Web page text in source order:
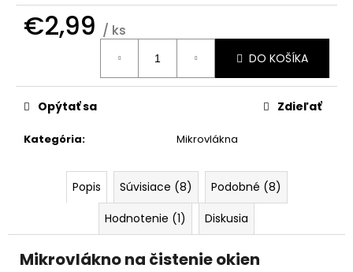
€2,99 / ks
DO KOŠÍKA
Kategória: Mikrovlákna
Opýtať sa Zdieľať
Popis Súvisiace (8)
Podobné (8)
Hodnotenie (1)
Diskusia
Mikrovlákno na čistenie okien
ú
m
e
MIKROVLÁKNO